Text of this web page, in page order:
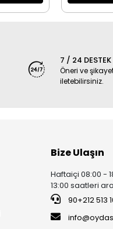
7 / 24 DESTEK
Öneri ve
iletebilirsiniz.
Bize Ulaşın
Haftaiçi 08:00 -
13:00 saatleri
90+212 513